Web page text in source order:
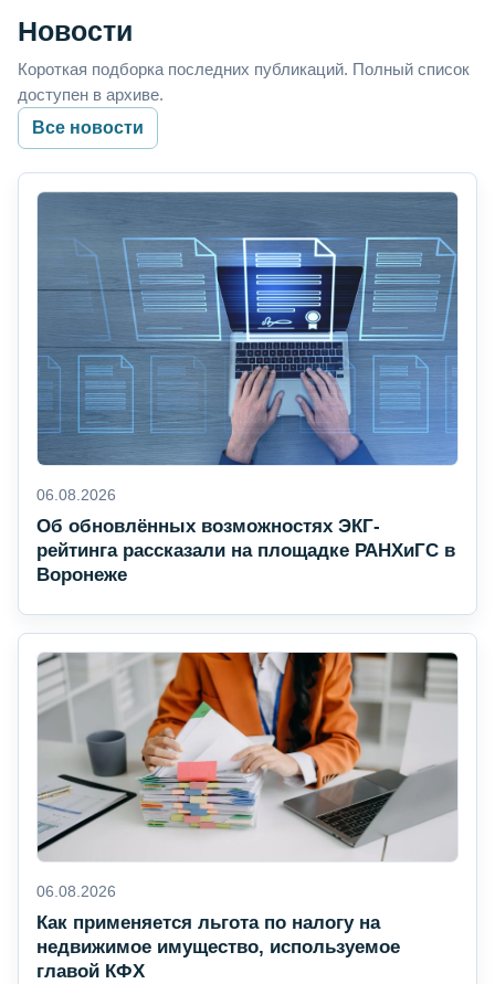
Новости
Короткая подборка последних публикаций. Полный список
доступен в архиве.
Все новости
06.08.2026
Об обновлённых возможностях ЭКГ-
рейтинга рассказали на площадке РАНХиГС в
Воронеже
06.08.2026
Как применяется льгота по налогу на
недвижимое имущество, используемое
главой КФХ